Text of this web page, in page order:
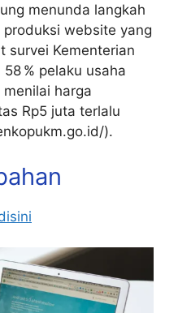
menunda langkah
website yang
survei Kementerian
% pelaku usaha
harga
Rp5 juta terlalu
).